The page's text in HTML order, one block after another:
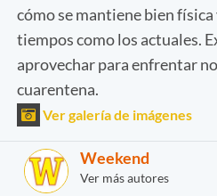
cómo se mantiene bien
tiempos como los actuales.
aprovechar para enfrentar
cuarentena.
Ver galería de imágenes
Weekend
Ver más autores